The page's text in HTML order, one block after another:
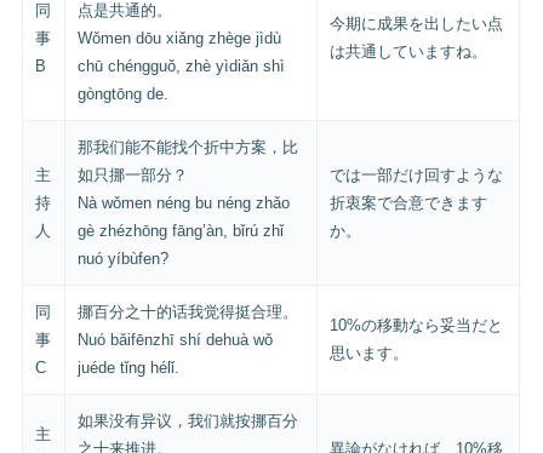
同
事
B
点是共通的。
Wǒmen dōu xiǎng zhège jìdù
chū chéngguǒ, zhè yìdiǎn shì
gòngtōng de.
今期に成果を出したい点
は共通していますね。
主
持
人
那我们能不能找个折中方案，比
如只挪一部分？
Nà wǒmen néng bu néng zhǎo
gè zhézhōng fāng’àn, bǐrú zhǐ
nuó yíbùfen?
では一部だけ回すような
折衷案で合意できます
か。
同
事
C
挪百分之十的话我觉得挺合理。
Nuó bǎifēnzhī shí dehuà wǒ
juéde tǐng hélǐ.
10%の移動なら妥当だと
思います。
主
如果没有异议，我们就按挪百分
之十来推进。
異論がなければ、10%移